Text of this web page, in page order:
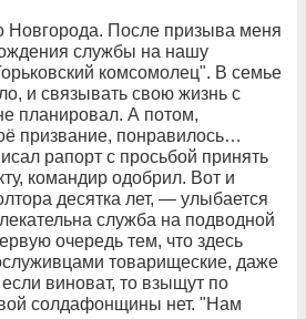
Новгорода. После призыва меня
службы на нашу
комсомолец". В семье
и связывать свою жизнь с
планировал. А потом,
призвание, понравилось…
рапорт с просьбой принять
командир одобрил. Вот и
десятка лет, — улыбается
служба на подводной
очередь тем, что здесь
товарищеские, даже
виноват, то взыщут по
солдафонщины нет. "Нам